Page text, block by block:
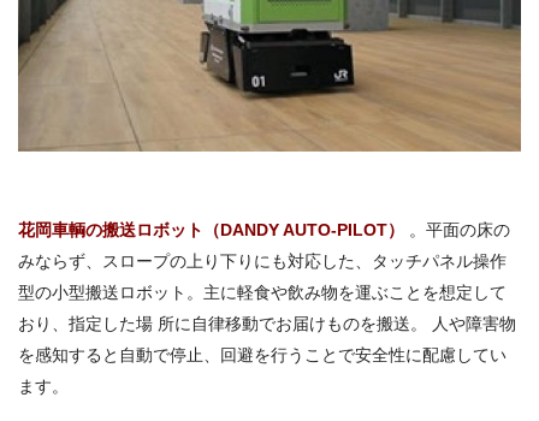
花岡車輌の搬送ロボット（DANDY AUTO-PILOT）
。平面の床の
みならず、スロープの上り下りにも対応した、タッチパネル操作
型の小型搬送ロボット。主に軽食や飲み物を運ぶことを想定して
おり、指定した場 所に自律移動でお届けものを搬送。 人や障害物
を感知すると自動で停止、回避を行うことで安全性に配慮してい
ます。